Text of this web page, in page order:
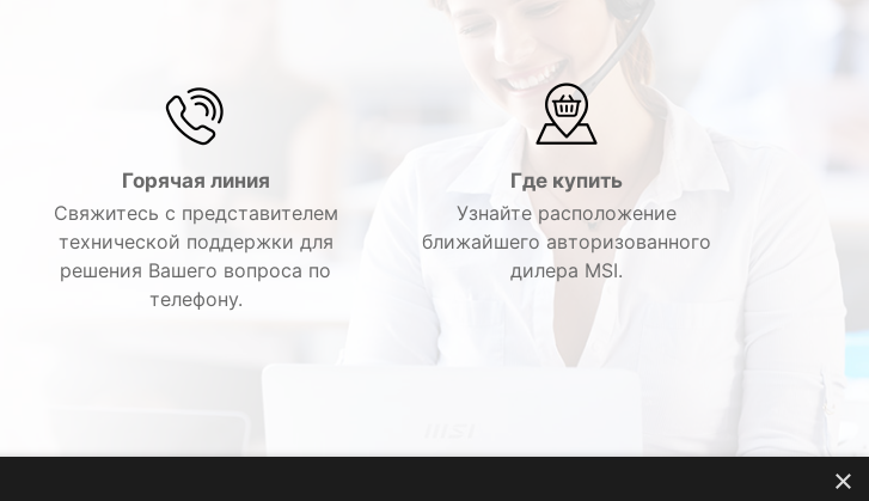
Горячая линия
Свяжитесь с представителем
технической поддержки для
решения Вашего вопроса по
телефону.
Где купить
Узнайте расположение
ближайшего авторизованного
дилера MSI.
×